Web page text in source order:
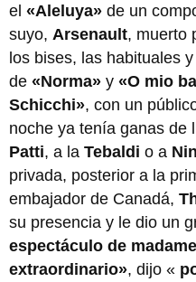
el «Aleluya» de un
suyo, Arsenault, muerto
los bises, las habituales
de «Norma» y «O mio
Schicchi», con un
noche ya tenía ganas de
Patti, a la Tebaldi o a
privada, posterior a la
embajador de Canadá,
su presencia y le dio un
espectáculo de
extraordinario», dijo «